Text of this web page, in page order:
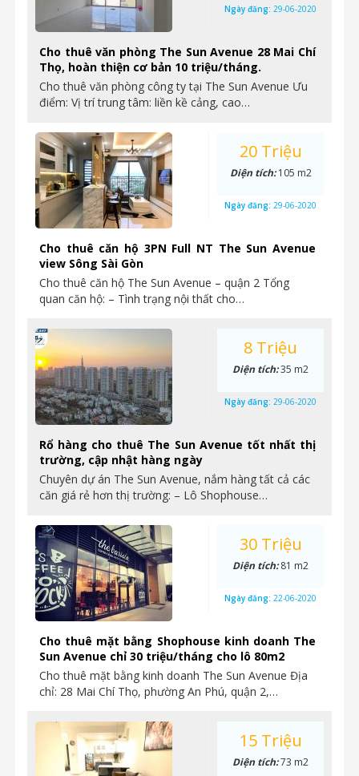
Cho thuê văn phòng The Sun Avenue 28 Mai Chí
Thọ, hoàn thiện cơ bản 10 triệu/tháng.
Cho thuê văn phòng công ty tại The Sun Avenue Ưu
điểm: Vị trí trung tâm: liền kề cảng, cao…
Ngày đăng: 29-06-2020
Cho thuê căn hộ 3PN Full NT The Sun Avenue
view Sông Sài Gòn
Cho thuê căn hộ The Sun Avenue – quận 2 Tổng
quan căn hộ: – Tình trạng nội thất cho…
20 Triệu
Diện tích:105 m2
Ngày đăng: 29-06-2020
Rổ hàng cho thuê The Sun Avenue tốt nhất thị
trường, cập nhật hàng ngày
Chuyên dự án The Sun Avenue, nắm hàng tất cả các
căn giá rẻ hơn thị trường: – Lô Shophouse…
8 Triệu
Diện tích:35 m2
Ngày đăng: 29-06-2020
Cho thuê mặt bằng Shophouse kinh doanh The
Sun Avenue chỉ 30 triệu/tháng cho lô 80m2
Cho thuê mặt bằng kinh doanh The Sun Avenue Địa
chỉ: 28 Mai Chí Thọ, phường An Phú, quận 2,…
30 Triệu
Diện tích:81 m2
Ngày đăng: 22-06-2020
15 Triệu
Diện tích:73 m2